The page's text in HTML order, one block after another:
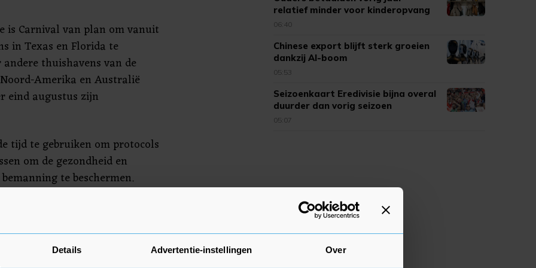
Details Advertentie-instellingen Over
is Carnival van plan om vanuit
in Texas en Florida te
thuishavens van de
Amerika en Australië
eind augustus zijn
tijd te gebruiken om protocols
om de gezondheid en
te beschermen.
cruise naar Mexico kan
toeslagen en
relatief minder voor kinderopvang
06:40
Chinese export blijft sterk groeien
dankzij AI-boom
05:53
Seizoenkaart Eredivisie bijna overal
duurder dan vorig seizoen
05:07